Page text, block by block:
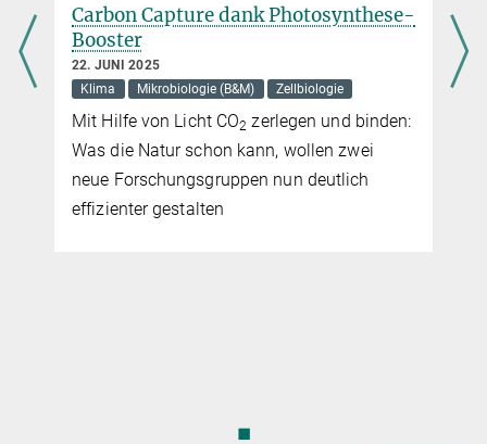
Carbon Capture dank Photosynthese-
Booster
22. JUNI 2025
Klima
Mikrobiologie (B&M) Zellbiologie
Mit Hilfe von Licht CO2 zerlegen und binden:
Was die Natur schon kann, wollen zwei
neue Forschungsgruppen nun deutlich
effizienter gestalten
◼